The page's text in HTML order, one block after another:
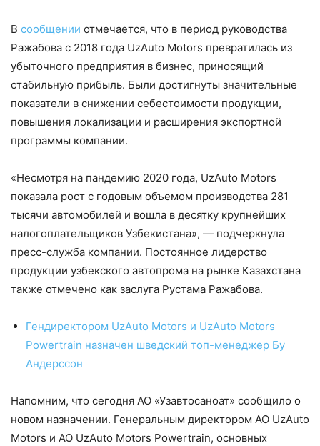
В сообщении отмечается, что в период руководства
Ражабова с 2018 года UzAuto Motors превратилась из
убыточного предприятия в бизнес, приносящий
стабильную прибыль. Были достигнуты значительные
показатели в снижении себестоимости продукции,
повышения локализации и расширения экспортной
программы компании.
«Несмотря на пандемию 2020 года, UzAuto Motors
показала рост с годовым объемом производства 281
тысячи автомобилей и вошла в десятку крупнейших
налогоплательщиков Узбекистана», — подчеркнула
пресс-служба компании. Постоянное лидерство
продукции узбекского автопрома на рынке Казахстана
также отмечено как заслуга Рустама Ражабова.
Гендиректором UzAuto Motors и UzAuto Motors
Powertrain назначен шведский топ-менеджер Бу
Андерссон
Напомним, что сегодня АО «Узавтосаноат» сообщило о
новом назначении. Генеральным директором АО UzAuto
Motors и АО UzAuto Motors Powertrain, основных